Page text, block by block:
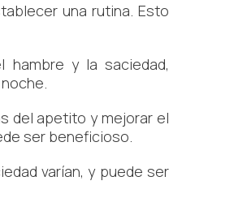
una rutina. Esto
y la saciedad,
del apetito y mejorar el
ser beneficioso.
varían, y puede ser